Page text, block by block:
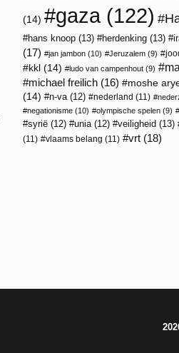
(14) gaza(122)
hans knoop (13) herdenking (13)
(17)
jan jambon (10) Jeruzalem (9)
kkl (14) ludo van campenhout (9)
michael freilich (16)
moshe
(14)
n-va(12) nederland (11)
negationisme (10) olympische spelen (9)
syrië (12) unia(12) veiligheid (13)
(11)
vlaams belang (11) vrt (18)